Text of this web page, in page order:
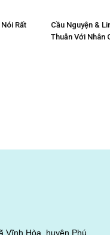
Rất
Cầu Nguyện &
Thuẫn Với Nhân
Vĩnh Hòa, huyện Phú